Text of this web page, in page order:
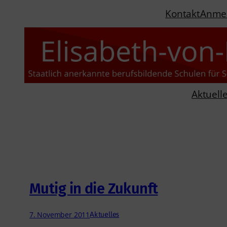
Inhalt
springen
Kontakt
Mutig in die Zukunft
7. November 2011Aktuelles